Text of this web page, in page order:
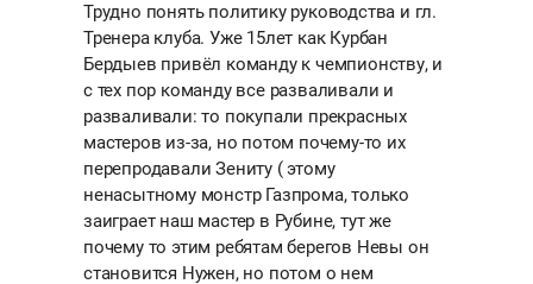
Трудно понять политику руководства и гл.
Тренера клуба. Уже 15лет как Курбан
Бердыев привёл команду к чемпионству, и
с тех пор команду все разваливали и
разваливали: то покупали прекрасных
мастеров из-за, но потом почему-то их
перепродавали Зениту ( этому
ненасытному монстр Газпрома, только
заиграет наш мастер в Рубине, тут же
почему то этим ребятам берегов Невы он
становится Нужен, но потом о нем